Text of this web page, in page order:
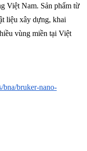
Việt Nam. Sản phẩm từ
liệu xây dựng, khai
vùng miền tại Việt
bna/bruker-nano-